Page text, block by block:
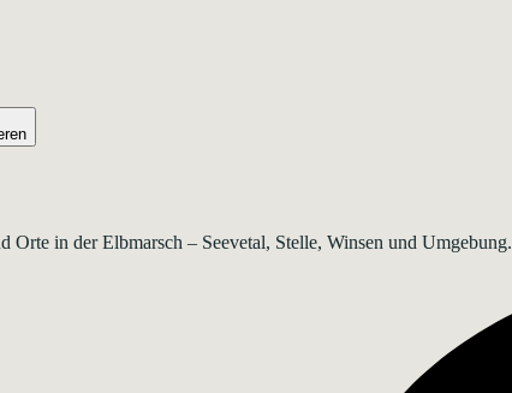
Orte in der Elbmarsch – Seevetal, Stelle, Winsen und Umgebung.